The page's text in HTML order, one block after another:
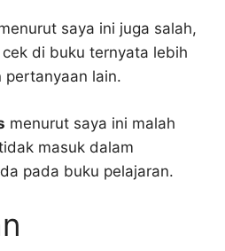
saya ini juga salah,
di buku ternyata lebih
lain.
menurut saya ini malah
masuk dalam
pada buku pelajaran.